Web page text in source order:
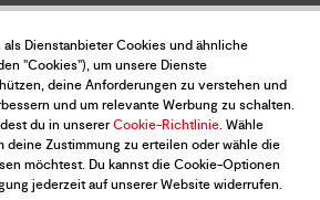
Dienstanbieter Cookies und ähnliche
"Cookies"), um unsere Dienste
deine Anforderungen zu verstehen und
und um relevante Werbung zu schalten.
du in unsererCookie-Richtlinie. Wähle
deine Zustimmung zu erteilen oder wähle die
möchtest. Du kannst die Cookie-Optionen
jederzeit auf unserer Website widerrufen.